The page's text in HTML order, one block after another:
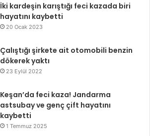
İki kardeşin karıştığı feci kazada biri
hayatını kaybetti
20 Ocak 2023
Çalıştığı şirkete ait otomobili benzin
dökerek yaktı
23 Eylül 2022
Keşan’da feci kaza! Jandarma
astsubay ve genç çift hayatını
kaybetti
1 Temmuz 2025